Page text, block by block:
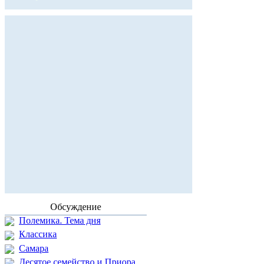
Обсуждение
Полемика. Тема дня
Классика
Самара
Десятое семейство и Приора